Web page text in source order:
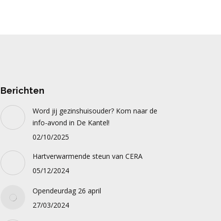
Berichten
Word jij gezinshuisouder? Kom naar de
info-avond in De Kantel!
02/10/2025
Hartverwarmende steun van CERA
05/12/2024
Opendeurdag 26 april
27/03/2024